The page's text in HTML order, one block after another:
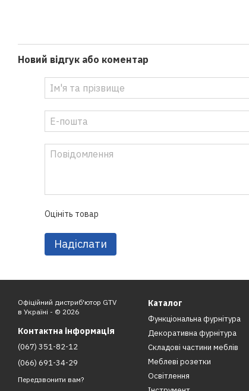
Новий відгук або коментар
Оцініть товар
Надіслати
Офіційний дистриб'ютор GTV
в Україні - © 2026
Контактна інформація
(067) 351-82-12
(066) 691-34-29
Передзвонити вам?
Каталог
Функціональна фурнітура
Декоративна фурнітура
Складові частини меблів
Меблеві розетки
Освітлення